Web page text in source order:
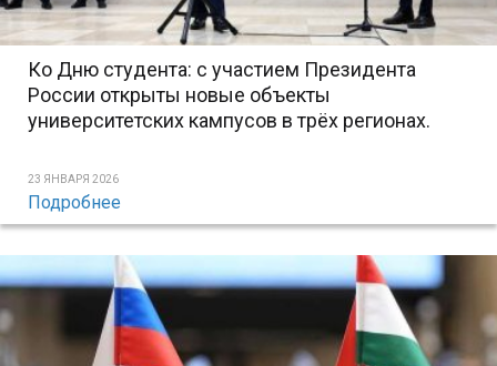
Ко Дню студента: с участием Президента
России открыты новые объекты
университетских кампусов в трёх регионах.
23 ЯНВАРЯ 2026
Подробнее